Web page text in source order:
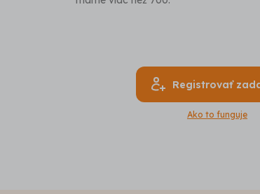
Registrovať
Ako to funguje